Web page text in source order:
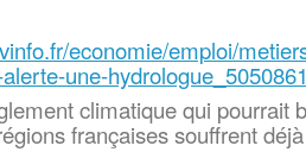
economie/emploi/
alerte-une-
climatique qui pourrait
françaises souffrent